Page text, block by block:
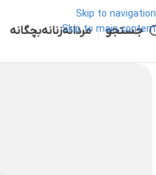
Skip to navigation
Skip to main content
جستجو مردانهزنانهبچگانه